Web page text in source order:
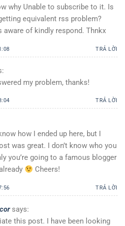
why Unable to subscribe to it. Is
equivalent rss problem?
aware of kindly respond. Thnkx
TRẢ LỜI
my problem, thanks!
TRẢ LỜI
how I ended up here, but I
was great. I don’t know who you
you’re going to a famous blogger
Cheers!
TRẢ LỜI
says:
this post. I have been looking